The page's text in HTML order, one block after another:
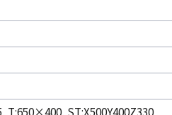
T:650×400, ST:X500Y400Z330